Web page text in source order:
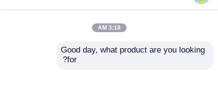
التحكم بطبقة ثنائية من
الفولاذ شريط مدرعة آلة
للكابل الدقيق
افضل سعر
بوحدة تحكم منطقي
لتقوية كابلات الشرائط
افضل سعر
3:18 AM
Good day, what product are you looking
for?